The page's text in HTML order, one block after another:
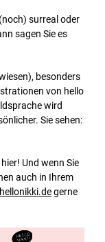
surreal oder
sagen Sie es
besonders
von hello
wird
Sie sehen:
Und wenn Sie
auch in Ihrem
gerne